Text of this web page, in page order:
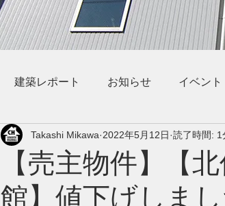
建築レポート お知らせ イベント
【売主物件】【
館】値下げしまし
Takashi Mikawa 2022年5月12日 読了時間: 1